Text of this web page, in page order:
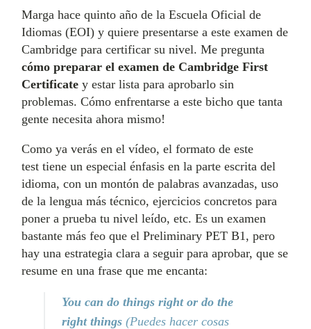
Marga hace quinto año de la Escuela Oficial de
Idiomas (EOI) y quiere presentarse a este examen de
Cambridge para certificar su nivel. Me pregunta
cómo preparar el examen de Cambridge First
Certificate y estar lista para aprobarlo sin
problemas. Cómo enfrentarse a este bicho que tanta
gente necesita ahora mismo!
Como ya verás en el vídeo, el formato de este
test tiene un especial énfasis en la parte escrita del
idioma, con un montón de palabras avanzadas, uso
de la lengua más técnico, ejercicios concretos para
poner a prueba tu nivel leído, etc. Es un examen
bastante más feo que el Preliminary PET B1, pero
hay una estrategia clara a seguir para aprobar, que se
resume en una frase que me encanta:
You can do things right or do the
right things (Puedes hacer cosas